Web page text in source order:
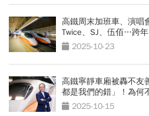
高鐵周末加班車、演唱
Twice、SJ、伍佰…跨
2025-10-23
高鐵寧靜車廂被轟不友
都是我們的錯」！為何
2025-10-15